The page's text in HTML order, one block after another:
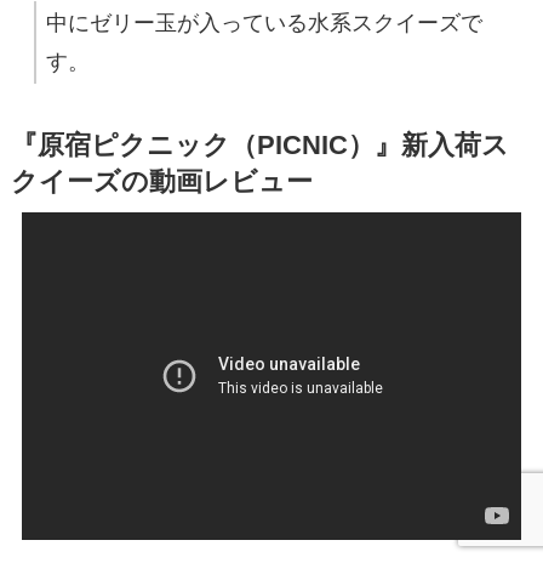
中にゼリー玉が入っている水系スクイーズで
す。
『原宿ピクニック（PICNIC）』新入荷ス
クイーズの動画レビュー